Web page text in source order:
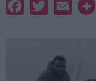
FacebookTwitterEmail